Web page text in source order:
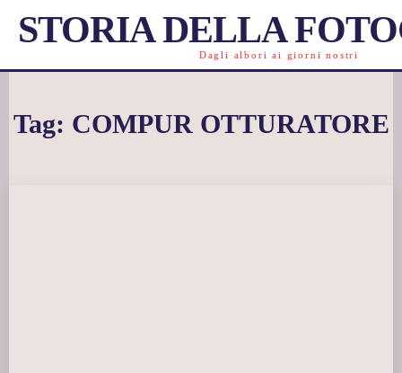
STORIA DELLA
Dagli albori ai giorni nostri
Tag: COMPUR OTTURATORE